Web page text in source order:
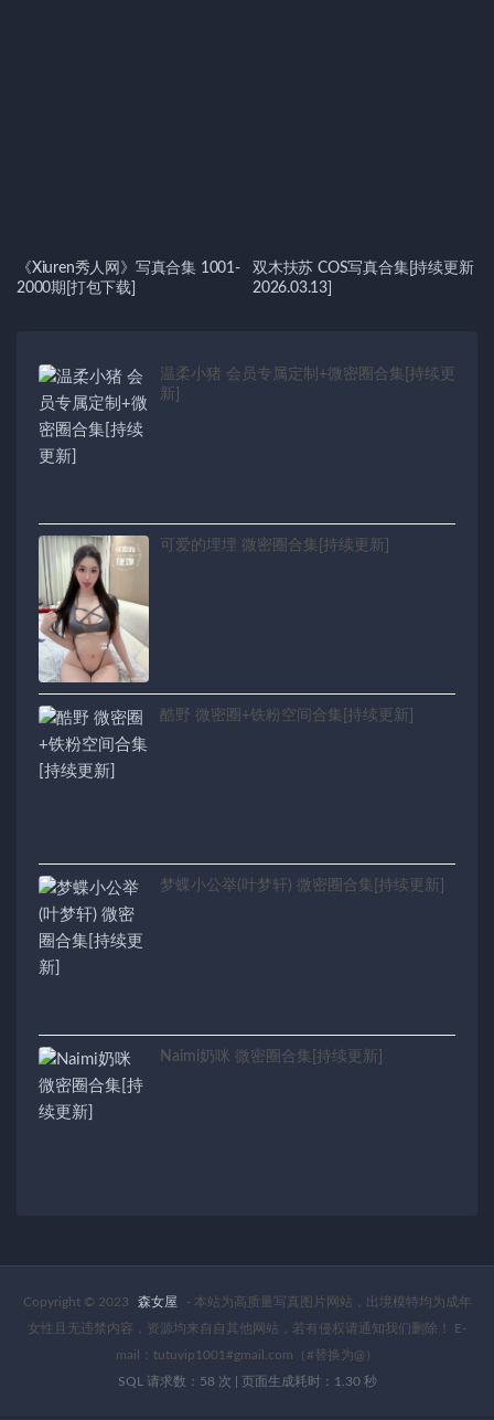
《Xiuren秀人网》写真合集 1001-
2000期[打包下载]
双木扶苏 COS写真合集[持续更新
2026.03.13]
温柔小猪 会员专属定制+微密圈合集[持续更
新]
可爱的埋埋 微密圈合集[持续更新]
酷野 微密圈+铁粉空间合集[持续更新]
梦蝶小公举(叶梦轩) 微密圈合集[持续更新]
Naimi奶咪 微密圈合集[持续更新]
Copyright © 2023 森女屋
- 本站为高质量写真图片网站，出境模特均为成年
女性且无违禁内容，资源均来自自其他网站，若有侵权请通知我们删除！ E-
mail：tutuvip1001#gmail.com（#替换为@）
SQL 请求数：58 次
页面生成耗时：1.30 秒